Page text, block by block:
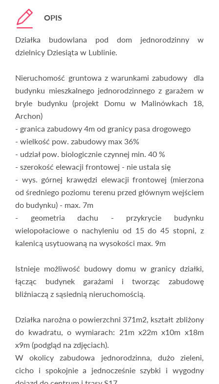
OPIS
Działka budowlana pod dom jednorodzinny w
dzielnicy Dziesiąta w Lublinie.
Nieruchomość gruntowa z warunkami zabudowy dla
budynku mieszkalnego jednorodzinnego z garażem w
bryle budynku (projekt Domu w Malinówkach 18,
Archon)
- granica zabudowy 4m od granicy pasa drogowego
- wielkość pow. zabudowy max 36%
- udział pow. biologicznie czynnej min. 40 %
- szerokość elewacji frontowej - nie ustala się
- wys. górnej krawędzi elewacji frontowej (mierzona
od średniego poziomu terenu przed głównym wejściem
do budynku) - max. 7m
- geometria dachu - przykrycie budynku
wielopołaciowe o nachyleniu od 15 do 45 stopni, z
kalenicą usytuowaną na wysokości max. 9m
Istnieje możliwość budowy domu w granicy działki,
łącząc budynek garażami i tworząc zabudowę
bliźniaczą z sąsiednią nieruchomością.
Działka narożna o powierzchni 371m2, kształt zbliżony
do kwadratu, o wymiarach: 21m x22m x10m x18m
x9m (podgląd na zdjęciach).
W okolicy zabudowa jednorodzinna, dużo zieleni,
cicho i spokojnie a jednocześnie szybki i wygodny